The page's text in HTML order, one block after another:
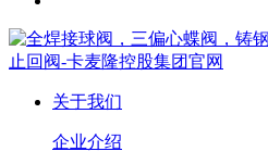
关于我们
企业介绍